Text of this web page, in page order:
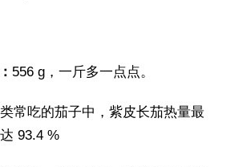
556 g，一斤多一点点。
常吃的茄子中，紫皮长茄热量最
93.4 %